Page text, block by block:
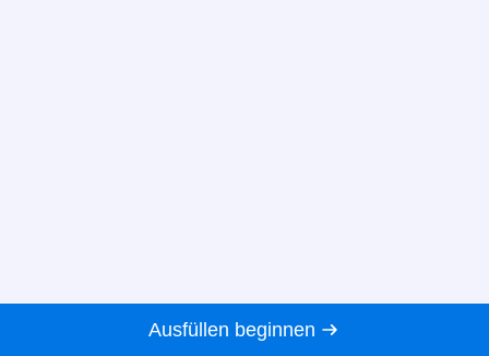
Ausfüllen beginnen